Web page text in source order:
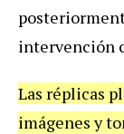
intervención
Las réplicas
imágenes y